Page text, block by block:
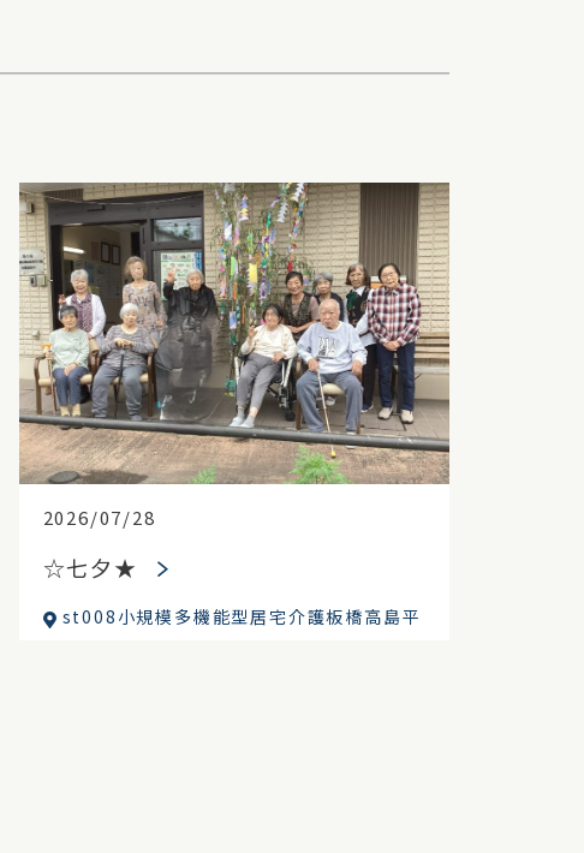
2026/07/28
☆七夕★
st008小規模多機能型居宅介護板橋高島平